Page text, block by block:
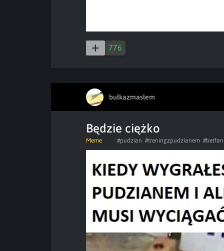
776
bułkazmasłem
Będzie ciężko
Meme #pudzian #treningzpudzianem #betfan